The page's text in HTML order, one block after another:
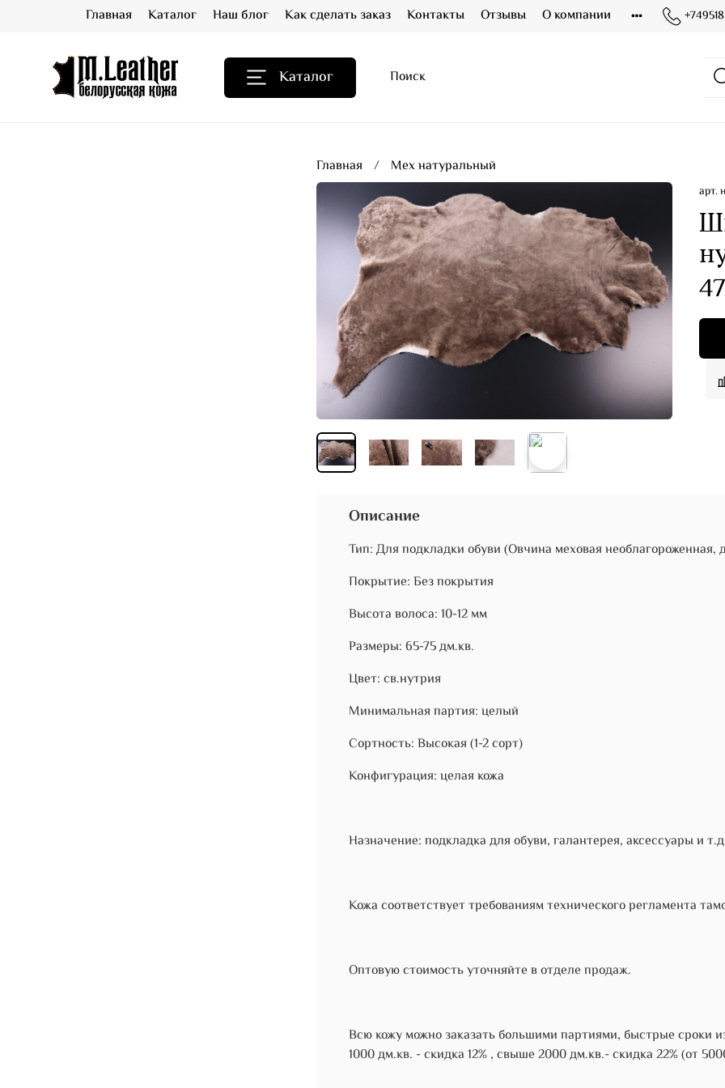
Главная Каталог Наш блог Как сделать заказ Контакты Отзывы О компании
Каталог
Главная Мех натуральный
арт.
Описание
Тип: Для подкладки обуви (Овчина меховая необлагороженная,
Покрытие: Без покрытия
Высота волоса: 10-12 мм
Размеры: 65-75 дм.кв.
Цвет: св.нутрия
Минимальная партия: целый
Сортность: Высокая (1-2 сорт)
Конфигурация: целая кожа
Назначение: подкладка для обуви, галантерея, аксессуары и т.д
Кожа соответствует требованиям технического регламента
Оптовую стоимость уточняйте в отделе продаж.
Всю кожу можно заказать большими партиями, быстрые сроки
1000 дм.кв. - скидка 12% , свыше 2000 дм.кв.- скидка 22% (от